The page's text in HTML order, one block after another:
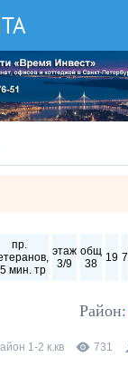
пр.
мин. тр
этаж
3/9
общ
38
19 7
Район:
1-2 к.кв 731